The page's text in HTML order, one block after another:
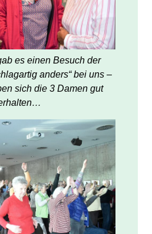
es einen Besuch der
anders“ bei uns –
sich die 3 Damen gut